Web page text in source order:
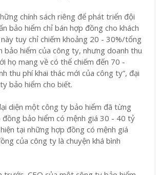
chính sách riêng để phát triển đội
bảo hiểm chỉ bán hợp đồng cho khách
tuy chỉ chiếm khoảng 20 - 30%/tổng
bảo hiểm của công ty, nhưng doanh thu
họ mang về có thể chiếm đến 70 -
thu phí khai thác mới của công ty”, đại
bảo hiểm cho biết.
diện một công ty bảo hiểm đã từng
bảo hiểm có mệnh giá 30 - 40 tỷ
tại những hợp đồng có mệnh giá
của công ty là chuyện khá bình